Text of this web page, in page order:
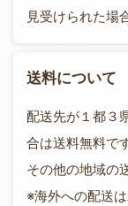
見受けられた場
送料について
配送先が１都３
合は送料無料です
その他の地域の
※海外への配送